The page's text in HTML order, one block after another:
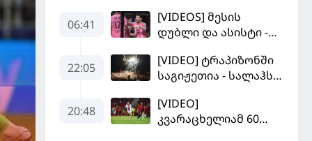
06:41
[VIDEOS] მესის
დუბლი და ასისტი -
"სან ლუისს" მოუგო
22:05
[VIDEO] ტრაპიზონში
საგიჟეთია - სალაჰს
დახვდა
20:48
[VIDEO]
კვარაცხელიამ 60